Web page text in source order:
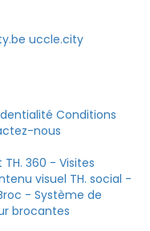
uccle.city
Conditions
nous
TH. 360 - Visites
visuel TH. social -
- Système de
brocantes